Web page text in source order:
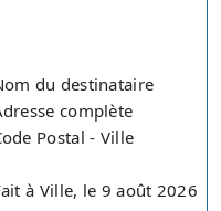
du destinataire
complète
Postal - Ville
à Ville, le 9 août 2026